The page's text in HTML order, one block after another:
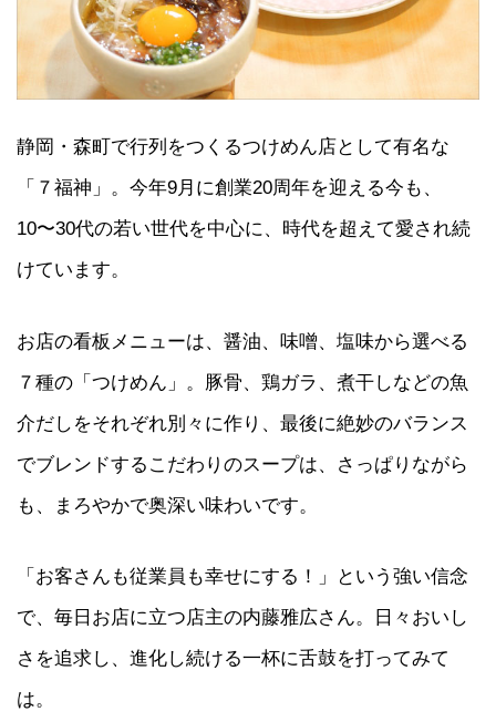
静岡・森町で行列をつくるつけめん店として有名な
「７福神」。今年9月に創業20周年を迎える今も、
10〜30代の若い世代を中心に、時代を超えて愛され続
けています。
お店の看板メニューは、醤油、味噌、塩味から選べる
７種の「つけめん」。豚骨、鶏ガラ、煮干しなどの魚
介だしをそれぞれ別々に作り、最後に絶妙のバランス
でブレンドするこだわりのスープは、さっぱりながら
も、まろやかで奥深い味わいです。
「お客さんも従業員も幸せにする！」という強い信念
で、毎日お店に立つ店主の内藤雅広さん。日々おいし
さを追求し、進化し続ける一杯に舌鼓を打ってみて
は。